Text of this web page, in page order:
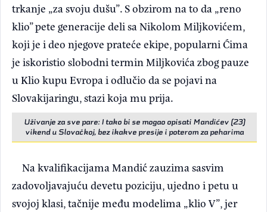
trkanje „za svoju dušu”. S obzirom na to da „reno
klio” pete generacije deli sa Nikolom Miljkovićem,
koji je i deo njegove prateće ekipe, popularni Ćima
je iskoristio slobodni termin Miljkovića zbog pauze
u Klio kupu Evropa i odlučio da se pojavi na
Slovakijaringu, stazi koja mu prija.
Uživanje za sve pare: I tako bi se mogao opisati Mandićev (23)
vikend u Slovačkoj, bez ikakve presije i poterom za peharima
Na kvalifikacijama Mandić zauzima sasvim
zadovoljavajuću devetu poziciju, ujedno i petu u
svojoj klasi, tačnije među modelima „klio V”, jer